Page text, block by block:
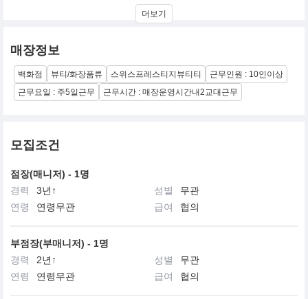
발몽은 30년이 넘도록 끊임없이 인간의 안티에이징에 도움을 주고
몽은 스위스의 풍부한 천연 자원과 셀룰라코스메틱의 최신 기술로
즉각적이고 지속적인 안티에이징 제품들을 개발하고 있습니다. 발
몽 그룹의 최고 전문가들은 인간의 아름다움을 극대화하기 위한 특
별한 제품 개발에 힘쓰고 있습니다.
더보기
매장정보
백화점 뷰티/화장품류 스위스프레스티지뷰티티
근무인원 : 10인이상
근무요일 : 주5일근무
근무시간 : 매장운영시간내2교대근무
모집조건
점장(매니저) - 1명
경력
3년↑ 성별
무관
연령
연령무관 급여 협의
부점장(부매니저) - 1명
경력
2년↑ 성별
무관
연령
연령무관 급여 협의